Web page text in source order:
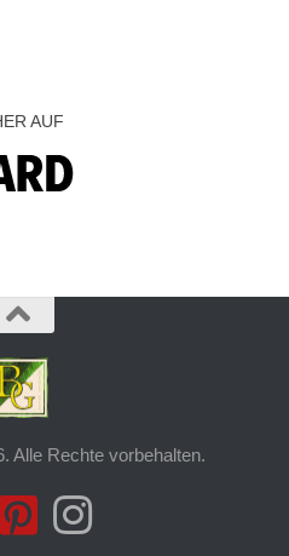
AUF
Alle Rechte vorbehalten.